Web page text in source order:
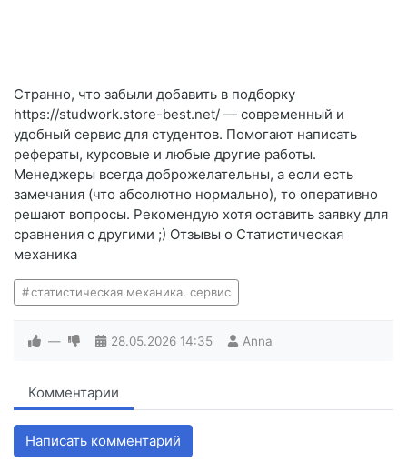
Странно, что забыли добавить в подборку
https://studwork.store-best.net/ — современный и
удобный сервис для студентов. Помогают написать
рефераты, курсовые и любые другие работы.
Менеджеры всегда доброжелательны, а если есть
замечания (что абсолютно нормально), то оперативно
решают вопросы. Рекомендую хотя оставить заявку для
сравнения с другими ;) Отзывы о Статистическая
механика
статистическая механика. сервис
— 28.05.2026 14:35 Anna
Комментарии
Написать комментарий